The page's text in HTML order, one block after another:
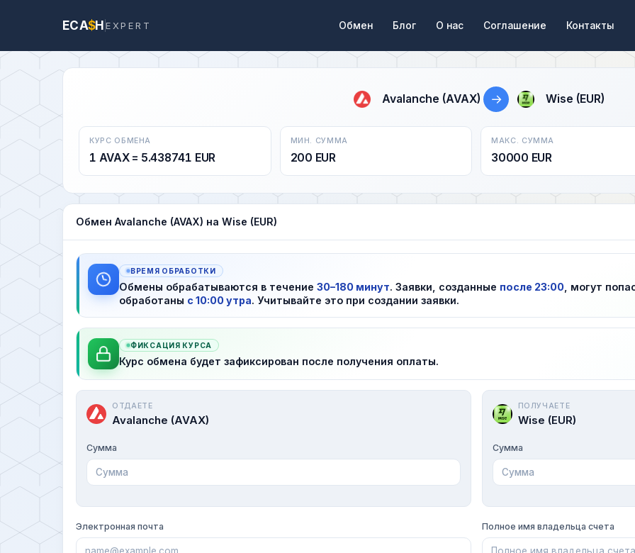
ECA$HEXPERT Обмен Блог О нас Соглашение Контакты
Avalanche (AVAX) → Wise (EUR)
КУРС ОБМЕНА
1 AVAX = 5.438741 EUR
МИН. СУММА
200 EUR
МАКС. СУММА
30000 EUR
Обмен Avalanche (AVAX) на Wise (EUR)
ВРЕМЯ ОБРАБОТКИ
Обмены обрабатываются в течение 30–180 минут. Заявки, созданные после 23:00 , могут
обработаны с 10:00 утра. Учитывайте это при создании заявки.
ФИКСАЦИЯ КУРСА
Курс обмена будет зафиксирован после получения оплаты.
ОТДАЕТЕ
Avalanche (AVAX)
Сумма
ПОЛУЧАЕТЕ
Wise (EUR)
Сумма
Электронная почта Полное имя владельца счета